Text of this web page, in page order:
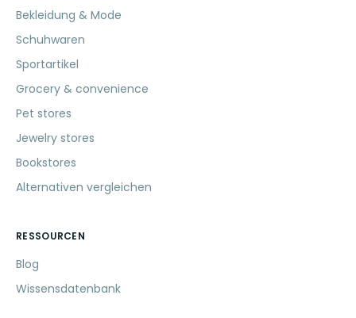
Bekleidung & Mode
Schuhwaren
Sportartikel
Grocery & convenience
Pet stores
Jewelry stores
Bookstores
Alternativen vergleichen
RESSOURCEN
Blog
Wissensdatenbank